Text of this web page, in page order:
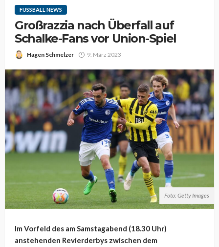
FUSSBALL NEWS
Großrazzia nach Überfall auf
Schalke-Fans vor Union-Spiel
Hagen Schmelzer 9. März 2023
Foto: Getty Images
Im Vorfeld des am Samstagabend (18.30 Uhr)
anstehenden Revierderbys zwischen dem